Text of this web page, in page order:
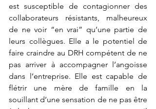
est susceptible de contagionner des
collaborateurs résistants, malheureux
de ne voir “en vrai” qu’une partie de
leurs collègues. Elle a le potentiel de
faire craindre au DRH compétent de ne
pas arriver à accompagner l’angoisse
dans l’entreprise. Elle est capable de
flétrir une mère de famille en la
souillant d’une sensation de ne pas être